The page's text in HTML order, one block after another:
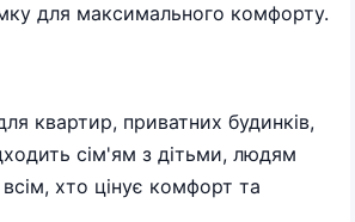
для максимального комфорту.
квартир, приватних будинків,
сім'ям з дітьми, людям
хто цінує комфорт та